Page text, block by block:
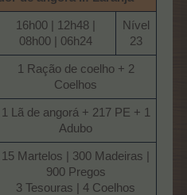
16h00 | 12h48 |
08h00 | 06h24​
Nível
23​
1 Ração de coelho + 2
Coelhos​
1 Lã de angorá + 217 PE + 1
Adubo​
15 Martelos | 300 Madeiras |
900 Pregos
3 Tesouras | 4 Coelhos